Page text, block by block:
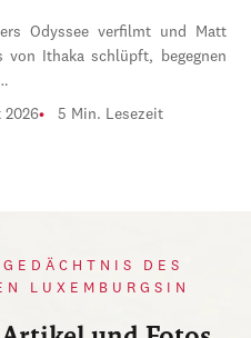
Odyssee verfilmt und Matt
von Ithaka schlüpft, begegnen
2026 5 Min. Lesezeit
DES
LUXEMBURGSIN